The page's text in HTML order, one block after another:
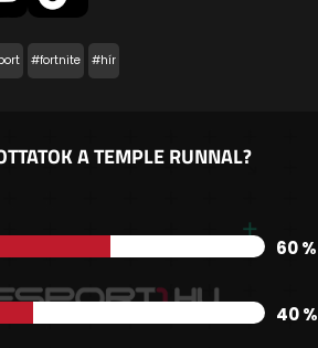
#fortnite #hír
A TEMPLE RUNNAL?
60 %
40 %